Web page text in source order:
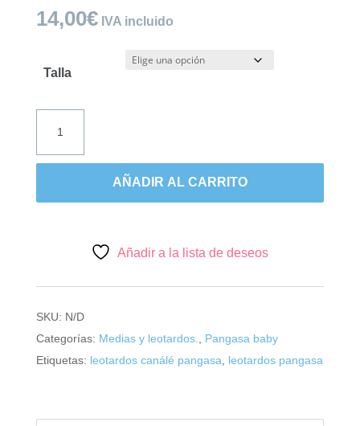
14,00€ IVA incluido
Talla
leotardo
bebé
cantidad
AÑADIR AL CARRITO
Añadir a la lista de deseos
SKU: N/D
Categorías: Medias y leotardos.
Pangasa baby
Etiquetas: leotardos canálé pangasa leotardos pangasa